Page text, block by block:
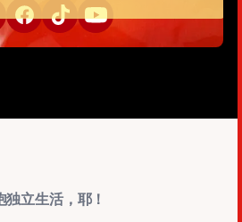
独立生活，耶！